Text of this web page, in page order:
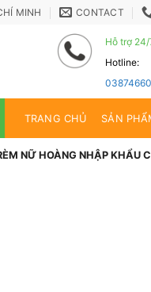
MINH CONTACT
Hỗ trợ 24/
Hotline:
TRANG CHỦ SẢN
NỮ HOÀNG NHẬP KHẨU